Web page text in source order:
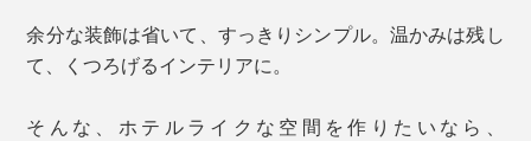
余分な装飾は省いて、すっきりシンプル。温かみは残し
て、くつろげるインテリアに。
そんな、ホテルライクな空間を作りたいなら、